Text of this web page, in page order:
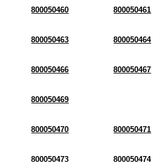
800050460 800050461
800050463 800050464
800050466 800050467
800050469
800050470 800050471
800050473 800050474